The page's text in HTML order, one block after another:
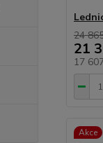
24
21
17
Akce